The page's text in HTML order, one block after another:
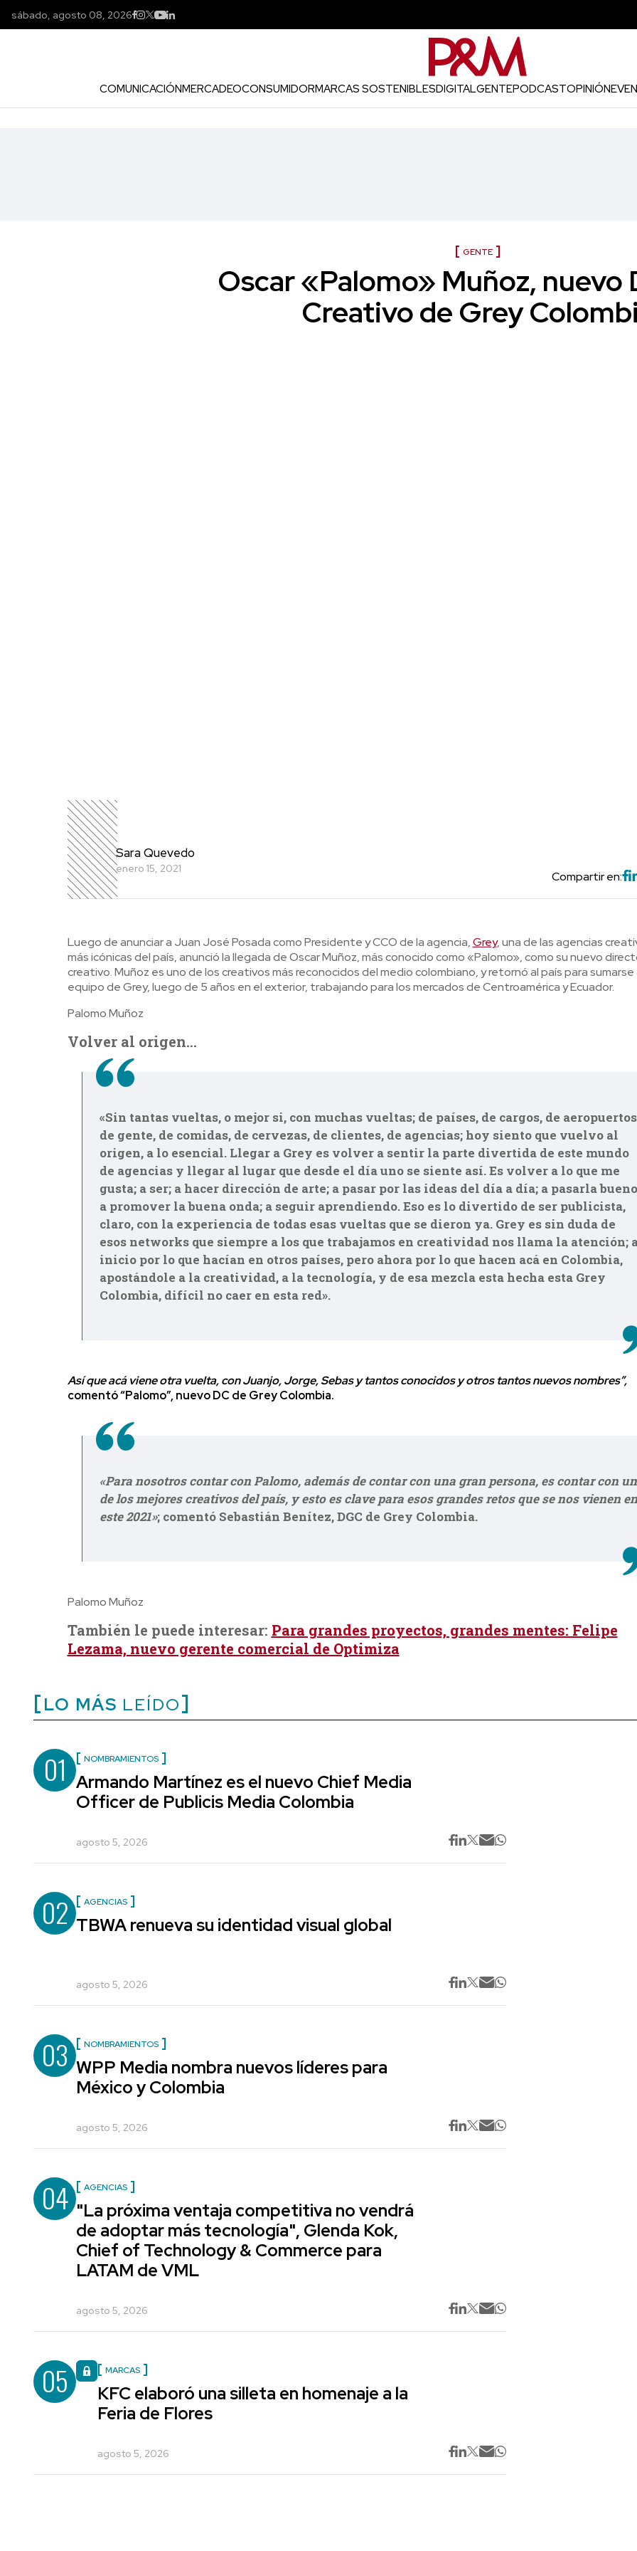
sábado, agosto 08, 2026
COMUNICACIÓNMERCADEOCONSUMIDORMARCAS SOSTENIBLESDIGITALGENTEPODCASTOPINIÓN
GENTE
Oscar «Palomo» Muñoz,
Creativo de Grey
Sara Quevedo
enero 15, 2021
Compartir en:
Luego de anunciar a Juan José Posada como Presidente y CCO de la agencia,Grey, una de las agencias
más icónicas del país, anunció la llegada de Oscar Muñoz, más conocido como «Palomo», como su nuevo
creativo. Muñoz es uno de los creativos más reconocidos del medio colombiano, y retornó al país para sumarse
equipo de Grey, luego de 5 años en el exterior, trabajando para los mercados de Centroamérica y Ecuador.
Palomo Muñoz
Volver al origen…
«Sin tantas vueltas, o mejor si, con muchas vueltas; de países, de cargos, de
de gente, de comidas, de cervezas, de clientes, de agencias; hoy siento que vuelvo al
origen, a lo esencial. Llegar a Grey es volver a sentir la parte divertida de este mundo
de agencias y llegar al lugar que desde el día uno se siente así. Es volver a lo que me
gusta; a ser; a hacer dirección de arte; a pasar por las ideas del día a día; a pasarla
a promover la buena onda; a seguir aprendiendo. Eso es lo divertido de ser publicista,
claro, con la experiencia de todas esas vueltas que se dieron ya. Grey es sin duda de
esos networks que siempre a los que trabajamos en creatividad nos llama la atención;
inicio por lo que hacían en otros países, pero ahora por lo que hacen acá en Colombia,
apostándole a la creatividad, a la tecnología, y de esa mezcla esta hecha esta Grey
Colombia, difícil no caer en esta red».
Así que acá viene otra vuelta, con Juanjo, Jorge, Sebas y tantos conocidos y otros tantos nuevos nombres”,
comentó “Palomo”, nuevo DC de Grey Colombia.
«Para nosotros contar con Palomo, además de contar con una gran persona, es contar con
de los mejores creativos del país, y esto es clave para esos grandes retos que se nos vienen en
este 2021»; comentó Sebastián Benítez, DGC de Grey Colombia.
Palomo Muñoz
También le puede interesar: Para grandes proyectos, grandes mentes: Felipe
Lezama, nuevo gerente comercial de Optimiza
LO MÁS LEÍDO
01 NOMBRAMIENTOS
Armando Martínez es el nuevo Chief Media
Officer de Publicis Media Colombia
agosto 5, 2026
02 AGENCIAS
TBWA renueva su identidad visual global
agosto 5, 2026
03 NOMBRAMIENTOS
WPP Media nombra nuevos líderes para
México y Colombia
agosto 5, 2026
04 AGENCIAS
"La próxima ventaja competitiva no vendrá
de adoptar más tecnología", Glenda Kok,
Chief of Technology & Commerce para
LATAM de VML
agosto 5, 2026
05 MARCAS
KFC elaboró una silleta en homenaje a la
Feria de Flores
agosto 5, 2026